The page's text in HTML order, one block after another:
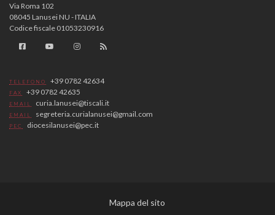
Via Roma 102
08045 Lanusei NU - ITALIA
Codice fiscale 01053230916
TELEFONO +39 0782 42634
FAX +39 0782 42635
EMAIL curia.lanusei@tiscali.it
EMAIL segreteria.curialanusei@gmail.com
PEC diocesilanusei@pec.it
Mappa del sito